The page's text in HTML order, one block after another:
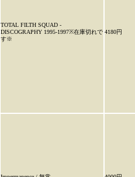
TOTAL FILTH SQUAD -
DISCOGRAPHY 1995-1997※在庫切れで
す※
4180円